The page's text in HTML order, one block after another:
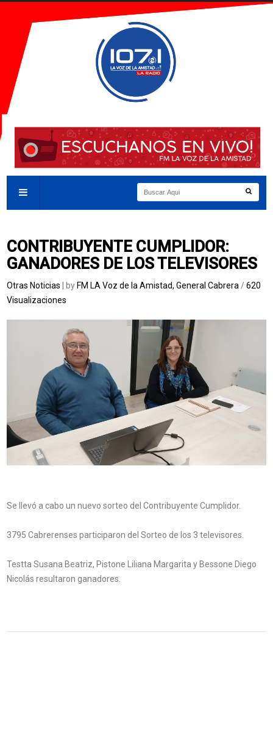
CONTRIBUYENTE CUMPLIDOR:
GANADORES DE LOS TELEVISORES
Otras Noticias | by FM LA Voz de la Amistad, General Cabrera /620
Visualizaciones
Se llevó a cabo un nuevo sorteo del Contribuyente Cumplidor.
3795 Cabrerenses participaron del Sorteo de los 3 televisores.
Testta Susana Beatriz, Pistone Liliana Margarita y Bessone Diego
Nicolás resultaron ganadores.